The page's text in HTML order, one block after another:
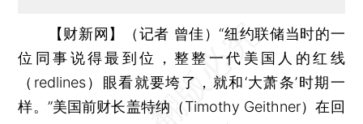
【财新网】（记者 曾佳）“纽约联储当时的一
位同事说得最到位，整整一代美国人的红线
（redlines）眼看就要垮了，就和‘大萧条’时期一
样。”美国前财长盖特纳（Timothy Geithner）在回